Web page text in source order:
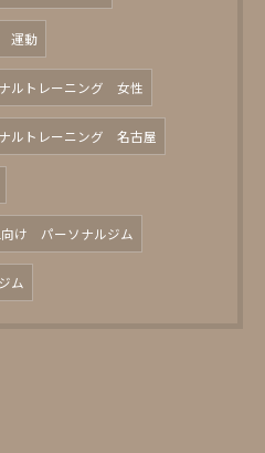
運動
ルトレーニング 女性
ルトレーニング 名古屋
け パーソナルジム
ム